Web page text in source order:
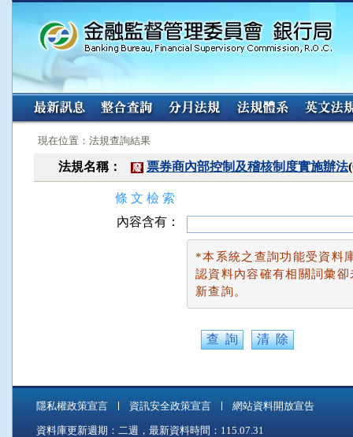
:::
現在位置：法規查詢結果
法規名稱： 廢 票券商內部控制及稽核制度實施辦法
條 文 檢 索
內容含有：
*本系統之查詢功能受資料
認資料內容確有相關詞彙
新查詢。
隱私權政策宣言 資訊安全政策宣言 網站資料開放宣告
資料庫更新週期：二週，最新資料時間：115.07.31